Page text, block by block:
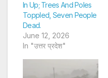
In Up; Trees And Poles
Toppled, Seven People
Dead.
June 12, 2026
In "उत्तर प्रदेश"